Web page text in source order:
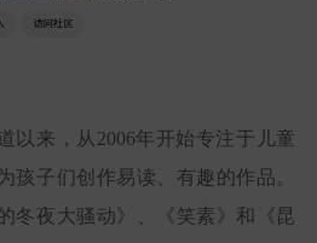
以来，从2006年开始专注于儿童
孩子们创作易读、有趣的作品。
冬夜大骚动》、《笑素》和《昆